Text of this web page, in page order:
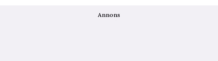
Annons